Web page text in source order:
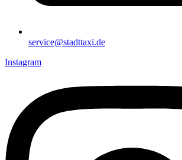
service@stadttaxi.de
Instagram